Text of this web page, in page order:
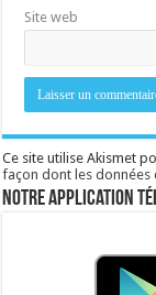
Site web
Ce site utilise Akismet
façon dont les données
Notre application